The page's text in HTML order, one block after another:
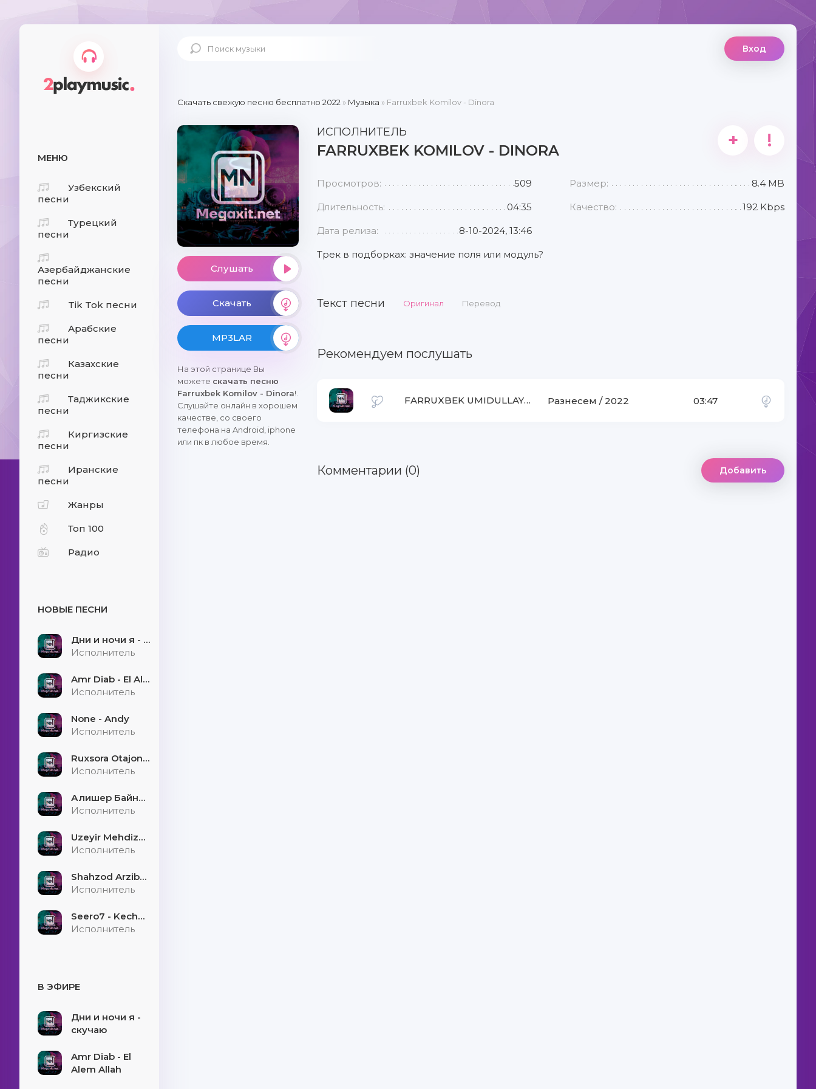
МЕНЮ
Узбекский
песни
Турецкий
песни
Азербайджанские
песни
Tik Tok песни
Арабские
песни
Казахские
песни
Таджикские
песни
Киргизские
песни
Иранские
песни
Жанры
Топ 100
Радио
НОВЫЕ ПЕСНИ
Дни и ночи я - скучаю
Исполнитель
Amr Diab - El Alem Allah
Исполнитель
None - Andy
Исполнитель
Ruxsora Otajonova & Bahrom Davr - Sevgimiz soxtamidi
Исполнитель
Алишер Байниязов - Қарауыллап
Исполнитель
Uzeyir Mehdizade - Hekaye
Исполнитель
Shahzod Arzibayev - Egilmasin yigitni boshi
Исполнитель
Seero7 - Kecholmadim
Исполнитель
В ЭФИРЕ
Дни и ночи я -
скучаю
Amr Diab - El
Alem Allah
Вход
Скачать свежую песню бесплатно 2022 » Музыка » Farruxbek Komilov - Dinora
Слушать
Скачать
MP3LAR
На этой странице Вы
можете скачать песню
Farruxbek Komilov - Dinora!.
Слушайте онлайн в хорошем
качестве, со своего
телефона на Android, iphone
или пк в любое время.
ИСПОЛНИТЕЛЬ
FARRUXBEK KOMILOV - DINORA + !
Просмотров: 509 Размер: 8.4 MB
Длительность: 04:35 Качество: 192 Kbps
Дата релиза: 8-10-2024, 13:46
Трек в подборках: значение поля или модуль?
Текст песни Оригинал Перевод
Рекомендуем послушать
FARRUXBEK UMIDULLAYEV YOMG'IR
Разнесем / 2022 03:47
Комментарии (0) Добавить